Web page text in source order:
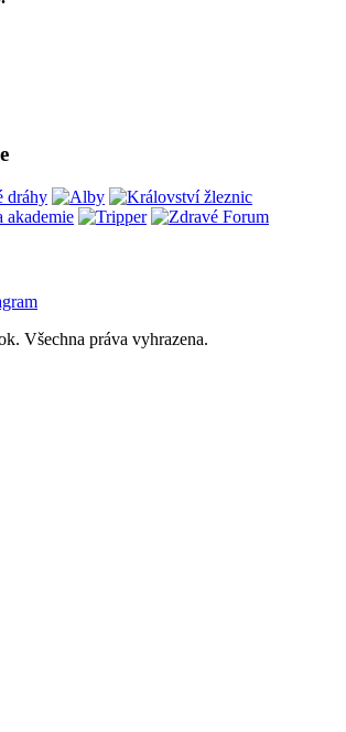
Všechna práva vyhrazena.